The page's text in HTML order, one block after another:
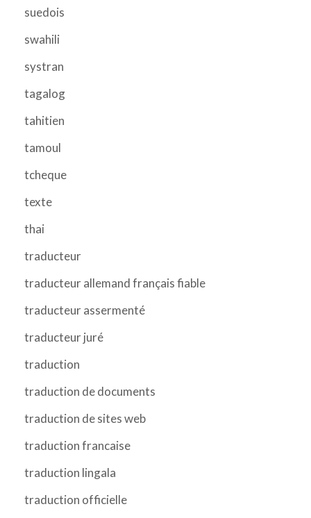
suedois
swahili
systran
tagalog
tahitien
tamoul
tcheque
texte
thai
traducteur
traducteur allemand français fiable
traducteur assermenté
traducteur juré
traduction
traduction de documents
traduction de sites web
traduction francaise
traduction lingala
traduction officielle